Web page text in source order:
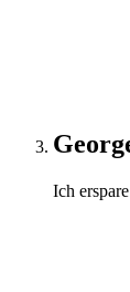
Ich